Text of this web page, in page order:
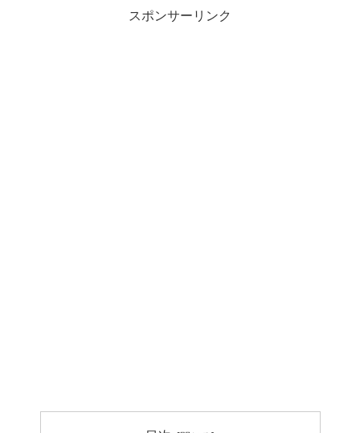
スポンサーリンク